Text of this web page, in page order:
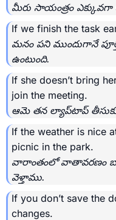
మీరు సాయంత్రం
If we finish the task
మనం పని ముందుగానే
ఉంటుంది.
If she doesn’t bring
join the meeting.
ఆమె తన ల్యాప్‌టాప్
If the weather is nice
picnic in the park.
వారాంతంలో వాతావరణం
వెళ్తాము.
If you don’t save the
changes.